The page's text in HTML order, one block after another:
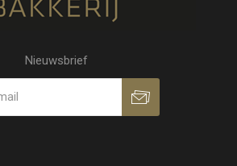
Nieuwsbrief